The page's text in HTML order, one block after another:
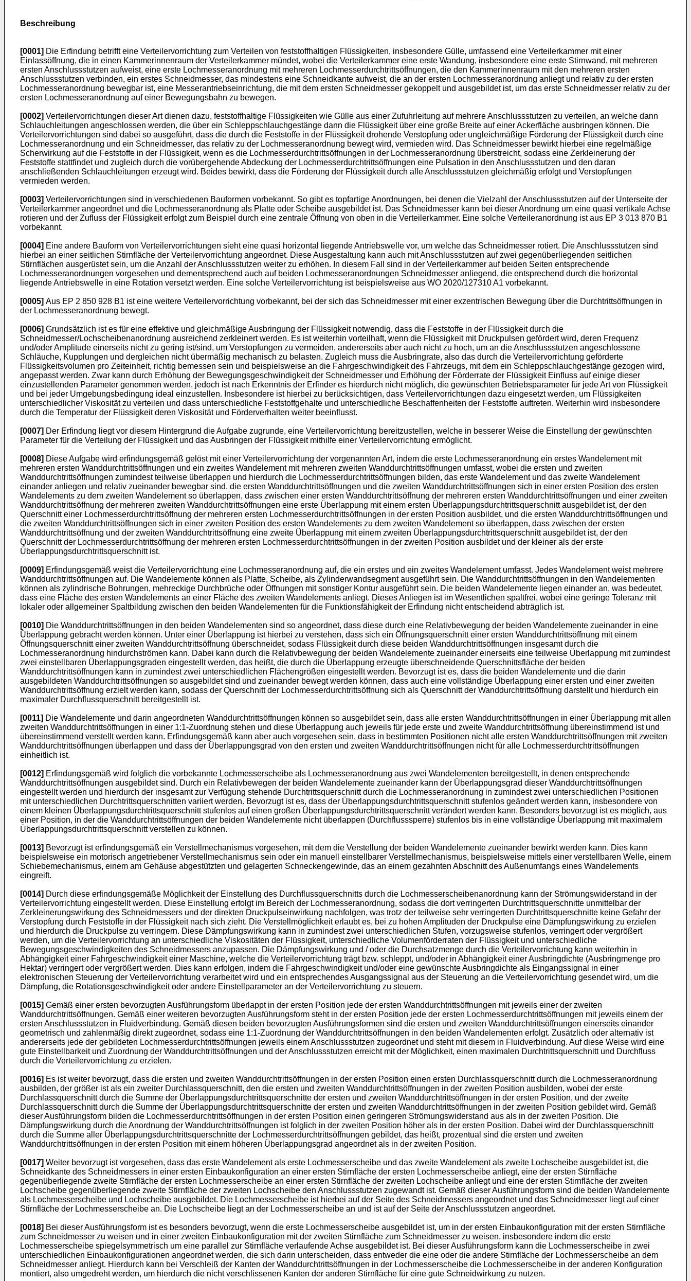
Beschreibung
[0001] Die Erfindung betrifft eine Verteilervorrichtung zum Verteilen von feststoffhaltigen Flüssigkeiten, insbesondere Gülle, umfassend eine Verteilerkammer mit einer
Einlassöffnung, die in einen Kammerinnenraum der Verteilerkammer mündet, wobei die Verteilerkammer eine erste Wandung, insbesondere eine erste Stirnwand, mit mehreren
ersten Anschlussstutzen aufweist, eine erste Lochmesseranordnung mit mehreren Lochmesserdurchtrittsöffnungen, die den Kammerinnenraum mit den mehreren ersten
Anschlussstutzen verbinden, ein erstes Schneidmesser, das mindestens eine Schneidkante aufweist, die an der ersten Lochmesseranordnung anliegt und relativ zu der ersten
Lochmesseranordnung bewegbar ist, eine Messerantriebseinrichtung, die mit dem ersten Schneidmesser gekoppelt und ausgebildet ist, um das erste Schneidmesser relativ zu der
ersten Lochmesseranordnung auf einer Bewegungsbahn zu bewegen.
[0002] Verteilervorrichtungen dieser Art dienen dazu, feststoffhaltige Flüssigkeiten wie Gülle aus einer Zufuhrleitung auf mehrere Anschlussstutzen zu verteilen, an welche dann
Schlauchleitungen angeschlossen werden, die über ein Schleppschlauchgestänge dann die Flüssigkeit über eine große Breite auf einer Ackerfläche ausbringen können. Die
Verteilervorrichtungen sind dabei so ausgeführt, dass die durch die Feststoffe in der Flüssigkeit drohende Verstopfung oder ungleichmäßige Förderung der Flüssigkeit durch eine
Lochmesseranordnung und ein Schneidmesser, das relativ zu der Lochmesseranordnung bewegt wird, vermieden wird. Das Schneidmesser bewirkt hierbei eine regelmäßige
Scherwirkung auf die Feststoffe in der Flüssigkeit, wenn es die Lochmesserdurchtrittsöffnungen in der Lochmesseranordnung überstreicht, sodass eine Zerkleinerung der
Feststoffe stattfindet und zugleich durch die vorübergehende Abdeckung der Lochmesserdurchtrittsöffnungen eine Pulsation in den Anschlussstutzen und den daran
anschließenden Schlauchleitungen erzeugt wird. Beides bewirkt, dass die Förderung der Flüssigkeit durch alle Anschlussstutzen gleichmäßig erfolgt und Verstopfungen
vermieden werden.
[0003] Verteilervorrichtungen sind in verschiedenen Bauformen vorbekannt. So gibt es topfartige Anordnungen, bei denen die Vielzahl der Anschlussstutzen auf der Unterseite der
Verteilerkammer angeordnet und die Lochmesseranordnung als Platte oder Scheibe ausgebildet ist. Das Schneidmesser kann bei dieser Anordnung um eine quasi vertikale Achse
rotieren und der Zufluss der Flüssigkeit erfolgt zum Beispiel durch eine zentrale Öffnung von oben in die Verteilerkammer. Eine solche Verteileranordnung ist aus EP 3 013 870 B1
vorbekannt.
[0004] Eine andere Bauform von Verteilervorrichtungen sieht eine quasi horizontal liegende Antriebswelle vor, um welche das Schneidmesser rotiert. Die Anschlussstutzen sind
hierbei an einer seitlichen Stirnfläche der Verteilervorrichtung angeordnet. Diese Ausgestaltung kann auch mit Anschlussstutzen auf zwei gegenüberliegenden seitlichen
Stirnflächen ausgerüstet sein, um die Anzahl der Anschlussstutzen weiter zu erhöhen. In diesem Fall sind in der Verteilerkammer auf beiden Seiten entsprechende
Lochmesseranordnungen vorgesehen und dementsprechend auch auf beiden Lochmesseranordnungen Schneidmesser anliegend, die entsprechend durch die horizontal
liegende Antriebswelle in eine Rotation versetzt werden. Eine solche Verteilervorrichtung ist beispielsweise aus WO 2020/127310 A1 vorbekannt.
[0005] Aus EP 2 850 928 B1 ist eine weitere Verteilervorrichtung vorbekannt, bei der sich das Schneidmesser mit einer exzentrischen Bewegung über die Durchtrittsöffnungen in
der Lochmesseranordnung bewegt.
[0006] Grundsätzlich ist es für eine effektive und gleichmäßige Ausbringung der Flüssigkeit notwendig, dass die Feststoffe in der Flüssigkeit durch die
Schneidmesser/Lochscheibenanordnung ausreichend zerkleinert werden. Es ist weiterhin vorteilhaft, wenn die Flüssigkeit mit Druckpulsen gefördert wird, deren Frequenz
und/oder Amplitude einerseits nicht zu gering ist/sind, um Verstopfungen zu vermeiden, andererseits aber auch nicht zu hoch, um an die Anschlussstutzen angeschlossene
Schläuche, Kupplungen und dergleichen nicht übermäßig mechanisch zu belasten. Zugleich muss die Ausbringrate, also das durch die Verteilervorrichtung geförderte
Flüssigkeitsvolumen pro Zeiteinheit, richtig bemessen sein und beispielsweise an die Fahrgeschwindigkeit des Fahrzeugs, mit dem ein Schleppschlauchgestänge gezogen wird,
angepasst werden. Zwar kann durch Erhöhung der Bewegungsgeschwindigkeit der Schneidmesser und Erhöhung der Förderrate der Flüssigkeit Einfluss auf einige dieser
einzustellenden Parameter genommen werden, jedoch ist nach Erkenntnis der Erfinder es hierdurch nicht möglich, die gewünschten Betriebsparameter für jede Art von Flüssigkeit
und bei jeder Umgebungsbedingung ideal einzustellen. Insbesondere ist hierbei zu berücksichtigen, dass Verteilervorrichtungen dazu eingesetzt werden, um Flüssigkeiten
unterschiedlicher Viskosität zu verteilen und dass unterschiedliche Feststoffgehalte und unterschiedliche Beschaffenheiten der Feststoffe auftreten. Weiterhin wird insbesondere
durch die Temperatur der Flüssigkeit deren Viskosität und Förderverhalten weiter beeinflusst.
[0007] Der Erfindung liegt vor diesem Hintergrund die Aufgabe zugrunde, eine Verteilervorrichtung bereitzustellen, welche in besserer Weise die Einstellung der gewünschten
Parameter für die Verteilung der Flüssigkeit und das Ausbringen der Flüssigkeit mithilfe einer Verteilervorrichtung ermöglicht.
[0008] Diese Aufgabe wird erfindungsgemäß gelöst mit einer Verteilervorrichtung der vorgenannten Art, indem die erste Lochmesseranordnung ein erstes Wandelement mit
mehreren ersten Wanddurchtrittsöffnungen und ein zweites Wandelement mit mehreren zweiten Wanddurchtrittsöffnungen umfasst, wobei die ersten und zweiten
Wanddurchtrittsöffnungen zumindest teilweise überlappen und hierdurch die Lochmesserdurchtrittsöffnungen bilden, das erste Wandelement und das zweite Wandelement
einander anliegen und relativ zueinander bewegbar sind, die ersten Wanddurchtrittsöffnungen und die zweiten Wanddurchtrittsöffnungen sich in einer ersten Position des ersten
Wandelements zu dem zweiten Wandelement so überlappen, dass zwischen einer ersten Wanddurchtrittsöffnung der mehreren ersten Wanddurchtrittsöffnungen und einer zweiten
Wanddurchtrittsöffnung der mehreren zweiten Wanddurchtrittsöffnungen eine erste Überlappung mit einem ersten Überlappungsdurchtrittsquerschnitt ausgebildet ist, der den
Querschnitt einer Lochmesserdurchtrittsöffnung der mehreren ersten Lochmesserdurchtrittsöffnungen in der ersten Position ausbildet, und die ersten Wanddurchtrittsöffnungen und
die zweiten Wanddurchtrittsöffnungen sich in einer zweiten Position des ersten Wandelements zu dem zweiten Wandelement so überlappen, dass zwischen der ersten
Wanddurchtrittsöffnung und der zweiten Wanddurchtrittsöffnung eine zweite Überlappung mit einem zweiten Überlappungsdurchtrittsquerschnitt ausgebildet ist, der den
Querschnitt der Lochmesserdurchtrittsöffnung der mehreren ersten Lochmesserdurchtrittsöffnungen in der zweiten Position ausbildet und der kleiner als der erste
Überlappungsdurchtrittsquerschnitt ist.
[0009] Erfindungsgemäß weist die Verteilervorrichtung eine Lochmesseranordnung auf, die ein erstes und ein zweites Wandelement umfasst. Jedes Wandelement weist mehrere
Wanddurchtrittsöffnungen auf. Die Wandelemente können als Platte, Scheibe, als Zylinderwandsegment ausgeführt sein. Die Wanddurchtrittsöffnungen in den Wandelementen
können als zylindrische Bohrungen, mehreckige Durchbrüche oder Öffnungen mit sonstiger Kontur ausgeführt sein. Die beiden Wandelemente liegen einander an, was bedeutet,
dass eine Fläche des ersten Wandelements an einer Fläche des zweiten Wandelements anliegt. Dieses Anliegen ist im Wesentlichen spaltfrei, wobei eine geringe Toleranz mit
lokaler oder allgemeiner Spaltbildung zwischen den beiden Wandelementen für die Funktionsfähigkeit der Erfindung nicht entscheidend abträglich ist.
[0010] Die Wanddurchtrittsöffnungen in den beiden Wandelementen sind so angeordnet, dass diese durch eine Relativbewegung der beiden Wandelemente zueinander in eine
Überlappung gebracht werden können. Unter einer Überlappung ist hierbei zu verstehen, dass sich ein Öffnungsquerschnitt einer ersten Wanddurchtrittsöffnung mit einem
Öffnungsquerschnitt einer zweiten Wanddurchtrittsöffnung überschneidet, sodass Flüssigkeit durch diese beiden Wanddurchtrittsöffnungen insgesamt durch die
Lochmesseranordnung hindurchströmen kann. Dabei kann durch die Relativbewegung der beiden Wandelemente zueinander einerseits eine teilweise Überlappung mit zumindest
zwei einstellbaren Überlappungsgraden eingestellt werden, das heißt, die durch die Überlappung erzeugte überschneidende Querschnittsfläche der beiden
Wanddurchtrittsöffnungen kann in zumindest zwei unterschiedlichen Flächengrößen eingestellt werden. Bevorzugt ist es, dass die beiden Wandelemente und die darin
ausgebildeten Wanddurchtrittsöffnungen so ausgebildet sind und zueinander bewegt werden können, dass auch eine vollständige Überlappung einer ersten und einer zweiten
Wanddurchtrittsöffnung erzielt werden kann, sodass der Querschnitt der Lochmesserdurchtrittsöffnung sich als Querschnitt der Wanddurchtrittsöffnung darstellt und hierdurch ein
maximaler Durchflussquerschnitt bereitgestellt ist.
[0011] Die Wandelemente und darin angeordneten Wanddurchtrittsöffnungen können so ausgebildet sein, dass alle ersten Wanddurchtrittsöffnungen in einer Überlappung mit allen
zweiten Wanddurchtrittsöffnungen in einer 1:1-Zuordnung stehen und diese Überlappung auch jeweils für jede erste und zweite Wanddurchtrittsöffnung übereinstimmend ist und
übereinstimmend verstellt werden kann. Erfindungsgemäß kann aber auch vorgesehen sein, dass in bestimmten Positionen nicht alle ersten Wanddurchtrittsöffnungen mit zweiten
Wanddurchtrittsöffnungen überlappen und dass der Überlappungsgrad von den ersten und zweiten Wanddurchtrittsöffnungen nicht für alle Lochmesserdurchtrittsöffnungen
einheitlich ist.
[0012] Erfindungsgemäß wird folglich die vorbekannte Lochmesserscheibe als Lochmesseranordnung aus zwei Wandelementen bereitgestellt, in denen entsprechende
Wanddurchtrittsöffnungen ausgebildet sind. Durch ein Relativbewegen der beiden Wandelemente zueinander kann der Überlappungsgrad dieser Wanddurchtrittsöffnungen
eingestellt werden und hierdurch der insgesamt zur Verfügung stehende Durchtrittsquerschnitt durch die Lochmesseranordnung in zumindest zwei unterschiedlichen Positionen
mit unterschiedlichen Durchtrittsquerschnitten variiert werden. Bevorzugt ist es, dass der Überlappungsdurchtrittsquerschnitt stufenlos geändert werden kann, insbesondere von
einem kleinen Überlappungsdurchtrittsquerschnitt stufenlos auf einen großen Überlappungsdurchtrittsquerschnitt verändert werden kann. Besonders bevorzugt ist es möglich, aus
einer Position, in der die Wanddurchtrittsöffnungen der beiden Wandelemente nicht überlappen (Durchflusssperre) stufenlos bis in eine vollständige Überlappung mit maximalem
Überlappungsdurchtrittsquerschnitt verstellen zu können.
[0013] Bevorzugt ist erfindungsgemäß ein Verstellmechanismus vorgesehen, mit dem die Verstellung der beiden Wandelemente zueinander bewirkt werden kann. Dies kann
beispielsweise ein motorisch angetriebener Verstellmechanismus sein oder ein manuell einstellbarer Verstellmechanismus, beispielsweise mittels einer verstellbaren Welle, einem
Schiebemechanismus, einem am Gehäuse abgestützten und gelagerten Schneckengewinde, das an einem gezahnten Abschnitt des Außenumfangs eines Wandelements
eingreift.
[0014] Durch diese erfindungsgemäße Möglichkeit der Einstellung des Durchflussquerschnitts durch die Lochmesserscheibenanordnung kann der Strömungswiderstand in der
Verteilervorrichtung eingestellt werden. Diese Einstellung erfolgt im Bereich der Lochmesseranordnung, sodass die dort verringerten Durchtrittsquerschnitte unmittelbar der
Zerkleinerungswirkung des Schneidmessers und der direkten Druckpulseinwirkung nachfolgen, was trotz der teilweise sehr verringerten Durchtrittsquerschnitte keine Gefahr der
Verstopfung durch Feststoffe in der Flüssigkeit nach sich zieht. Die Verstellmöglichkeit erlaubt es, bei zu hohen Amplituden der Druckpulse eine Dämpfungswirkung zu erzielen
und hierdurch die Druckpulse zu verringern. Diese Dämpfungswirkung kann in zumindest zwei unterschiedlichen Stufen, vorzugsweise stufenlos, verringert oder vergrößert
werden, um die Verteilervorrichtung an unterschiedliche Viskositäten der Flüssigkeit, unterschiedliche Volumenförderraten der Flüssigkeit und unterschiedliche
Bewegungsgeschwindigkeiten des Schneidmessers anzupassen. Die Dämpfungswirkung und / oder die Durchsatzmenge durch die Verteilervorrichtung kann weiterhin in
Abhängigkeit einer Fahrgeschwindigkeit einer Maschine, welche die Verteilervorrichtung trägt bzw. schleppt, und/oder in Abhängigkeit einer Ausbringdichte (Ausbringmenge pro
Hektar) verringert oder vergrößert werden. Dies kann erfolgen, indem die Fahrgeschwindigkeit und/oder eine gewünschte Ausbringdichte als Eingangssignal in einer
elektronischen Steuerung der Verteilervorrichtung verarbeitet wird und ein entsprechendes Ausgangssignal aus der Steuerung an die Verteilervorrichtung gesendet wird, um die
Dämpfung, die Rotationsgeschwindigkeit oder andere Einstellparameter an der Verteilervorrichtung zu steuern.
[0015] Gemäß einer ersten bevorzugten Ausführungsform überlappt in der ersten Position jede der ersten Wanddurchtrittsöffnungen mit jeweils einer der zweiten
Wanddurchtrittsöffnungen. Gemäß einer weiteren bevorzugten Ausführungsform steht in der ersten Position jede der ersten Lochmesserdurchtrittsöffnungen mit jeweils einem der
ersten Anschlussstutzen in Fluidverbindung. Gemäß diesen beiden bevorzugten Ausführungsformen sind die ersten und zweiten Wanddurchtrittsöffnungen einerseits einander
geometrisch und zahlenmäßig direkt zugeordnet, sodass eine 1:1-Zuordnung der Wanddurchtrittsöffnungen in den beiden Wandelementen erfolgt. Zusätzlich oder alternativ ist
andererseits jede der gebildeten Lochmesserdurchtrittsöffnungen jeweils einem Anschlussstutzen zugeordnet und steht mit diesem in Fluidverbindung. Auf diese Weise wird eine
gute Einstellbarkeit und Zuordnung der Wanddurchtrittsöffnungen und der Anschlussstutzen erreicht mit der Möglichkeit, einen maximalen Durchtrittsquerschnitt und Durchfluss
durch die Verteilervorrichtung zu erzielen.
[0016] Es ist weiter bevorzugt, dass die ersten und zweiten Wanddurchtrittsöffnungen in der ersten Position einen ersten Durchlassquerschnitt durch die Lochmesseranordnung
ausbilden, der größer ist als ein zweiter Durchlassquerschnitt, den die ersten und zweiten Wanddurchtrittsöffnungen in der zweiten Position ausbilden, wobei der erste
Durchlassquerschnitt durch die Summe der Überlappungsdurchtrittsquerschnitte der ersten und zweiten Wanddurchtrittsöffnungen in der ersten Position, und der zweite
Durchlassquerschnitt durch die Summe der Überlappungsdurchtrittsquerschnitte der ersten und zweiten Wanddurchtrittsöffnungen in der zweiten Position gebildet wird. Gemäß
dieser Ausführungsform bilden die Lochmesserdurchtrittsöffnungen in der ersten Position einen geringeren Strömungswiderstand aus als in der zweiten Position. Die
Dämpfungswirkung durch die Anordnung der Wanddurchtrittsöffnungen ist folglich in der zweiten Position höher als in der ersten Position. Dabei wird der Durchlassquerschnitt
durch die Summe aller Überlappungsdurchtrittsquerschnitte der Lochmesserdurchtrittsöffnungen gebildet, das heißt, prozentual sind die ersten und zweiten
Wanddurchtrittsöffnungen in der ersten Position mit einem höheren Überlappungsgrad angeordnet als in der zweiten Position.
[0017] Weiter bevorzugt ist vorgesehen, dass das erste Wandelement als erste Lochmesserscheibe und das zweite Wandelement als zweite Lochscheibe ausgebildet ist, die
Schneidkante des Schneidmessers in einer ersten Einbaukonfiguration an einer ersten Stirnfläche der ersten Lochmesserscheibe anliegt, eine der ersten Stirnfläche
gegenüberliegende zweite Stirnfläche der ersten Lochmesserscheibe an einer ersten Stirnfläche der zweiten Lochscheibe anliegt und eine der ersten Stirnfläche der zweiten
Lochscheibe gegenüberliegende zweite Stirnfläche der zweiten Lochscheibe den Anschlussstutzen zugewandt ist. Gemäß dieser Ausführungsform sind die beiden Wandelemente
als Lochmesserscheibe und Lochscheibe ausgebildet. Die Lochmesserscheibe ist hierbei auf der Seite des Schneidmessers angeordnet und das Schneidmesser liegt auf einer
Stirnfläche der Lochmesserscheibe an. Die Lochscheibe liegt an der Lochmesserscheibe an und ist auf der Seite der Anschlussstutzen angeordnet.
[0018] Bei dieser Ausführungsform ist es besonders bevorzugt, wenn die erste Lochmesserscheibe ausgebildet ist, um in der ersten Einbaukonfiguration mit der ersten Stirnfläche
zum Schneidmesser zu weisen und in einer zweiten Einbaukonfiguration mit der zweiten Stirnfläche zum Schneidmesser zu weisen, insbesondere indem die erste
Lochmesserscheibe spiegelsymmetrisch um eine parallel zur Stirnfläche verlaufende Achse ausgebildet ist. Bei dieser Ausführungsform kann die Lochmesserscheibe in zwei
unterschiedlichen Einbaukonfigurationen angeordnet werden, die sich darin unterscheiden, dass entweder die eine oder die andere Stirnfläche der Lochmesserscheibe an dem
Schneidmesser anliegt. Hierdurch kann bei Verschleiß der Kanten der Wanddurchtrittsöffnungen in der Lochmesserscheibe die Lochmesserscheibe in der anderen Konfiguration
montiert, also umgedreht werden, um hierdurch die nicht verschlissenen Kanten der anderen Stirnfläche für eine gute Schneidwirkung zu nutzen.